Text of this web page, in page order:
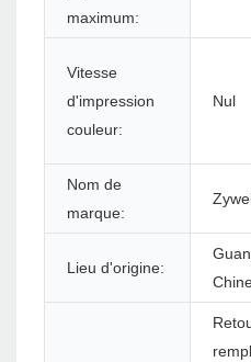
maximum:
Vitesse
d'impression
couleur:
Nul
Nom de
marque:
Lieu d'origine: